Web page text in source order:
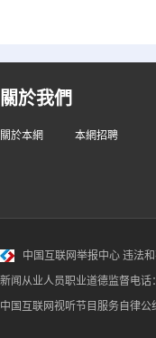
關於我們
關於本網 本網招聘
中国互联网举报中心 违法
新闻从业人员职业道德监督电
中国互联网视听节目服务自律公